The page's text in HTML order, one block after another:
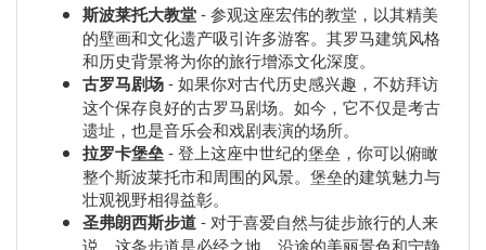
斯波莱托大教堂- 参观这座宏伟的教堂，以其精美
的壁画和文化遗产吸引许多游客。其罗马建筑风格
和历史背景将为你的旅行增添文化深度。
古罗马剧场- 如果你对古代历史感兴趣，不妨拜访
这个保存良好的古罗马剧场。如今，它不仅是考古
遗址，也是音乐会和戏剧表演的场所。
拉罗卡堡垒- 登上这座中世纪的堡垒，你可以俯瞰
整个斯波莱托市和周围的风景。堡垒的建筑魅力与
壮观视野相得益彰。
圣弗朗西斯步道- 对于喜爱自然与徒步旅行的人来
说，这条步道是必经之地。沿途的美丽景色和宁静